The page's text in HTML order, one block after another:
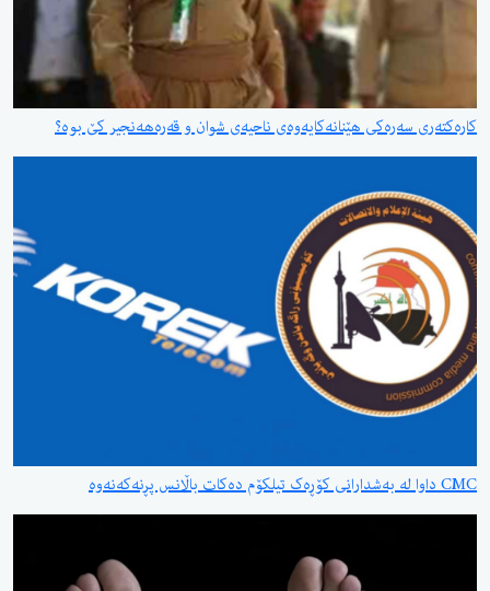
کارەکتەری سەرەکی هێنانەکایەوەی ناحیەی شوان و قەرەهەنجیر کێ بوە؟
CMC داوا لە بەشدارانی کۆڕەک تیلکۆم دەکات باڵانس پڕنەکەنەوە